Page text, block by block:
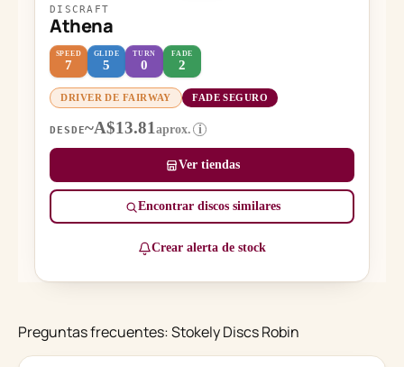
DISCRAFT
Athena
SPEED
7
GLIDE
5
TURN
0
FADE
2
DRIVER DE FAIRWAY FADE SEGURO
DESDE~A$13.81aprox. i
Ver tiendas
Encontrar discos similares
Crear alerta de stock
Preguntas frecuentes: Stokely Discs Robin